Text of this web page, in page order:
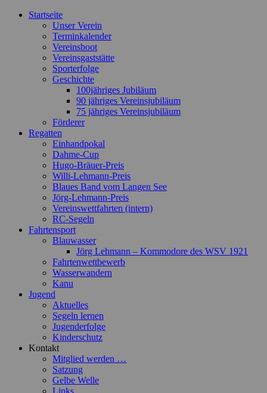
Startseite
Unser Verein
Terminkalender
Vereinsboot
Vereinsgaststätte
Sporterfolge
Geschichte
100jähriges Jubiläum
90 jähriges Vereinsjubiläum
75 jähriges Vereinsjubiläum
Förderer
Regatten
Einhandpokal
Dahme-Cup
Hugo-Bräuer-Preis
Willi-Lehmann-Preis
Blaues Band vom Langen See
Jörg-Lehmann-Preis
Vereinswettfahrten (intern)
RC-Segeln
Fahrtensport
Blauwasser
Jörg Lehmann – Kommodore des WSV 1921
Fahrtenwettbewerb
Wasserwandern
Kanu
Jugend
Aktuelles
Segeln lernen
Jugenderfolge
Kinderschutz
Kontakt
Mitglied werden …
Satzung
Gelbe Welle
Links